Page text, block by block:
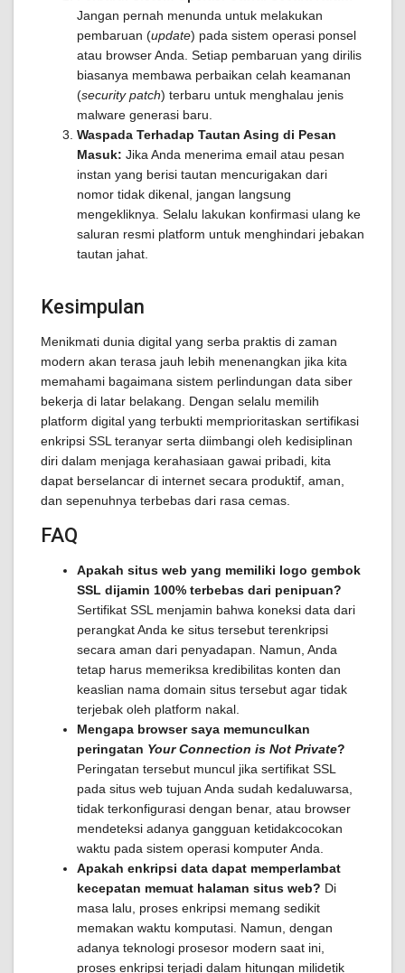
Jangan pernah menunda untuk melakukan
pembaruan (update) pada sistem operasi ponsel
atau browser Anda. Setiap pembaruan yang dirilis
biasanya membawa perbaikan celah keamanan
(security patch) terbaru untuk menghalau jenis
malware generasi baru.
Waspada Terhadap Tautan Asing di Pesan
Masuk: Jika Anda menerima email atau pesan
instan yang berisi tautan mencurigakan dari
nomor tidak dikenal, jangan langsung
mengekliknya. Selalu lakukan konfirmasi ulang ke
saluran resmi platform untuk menghindari jebakan
tautan jahat.
Kesimpulan
Menikmati dunia digital yang serba praktis di zaman
modern akan terasa jauh lebih menenangkan jika kita
memahami bagaimana sistem perlindungan data siber
bekerja di latar belakang. Dengan selalu memilih
platform digital yang terbukti memprioritaskan sertifikasi
enkripsi SSL teranyar serta diimbangi oleh kedisiplinan
diri dalam menjaga kerahasiaan gawai pribadi, kita
dapat berselancar di internet secara produktif, aman,
dan sepenuhnya terbebas dari rasa cemas.
FAQ
Apakah situs web yang memiliki logo gembok
SSL dijamin 100% terbebas dari penipuan?
Sertifikat SSL menjamin bahwa koneksi data dari
perangkat Anda ke situs tersebut terenkripsi
secara aman dari penyadapan. Namun, Anda
tetap harus memeriksa kredibilitas konten dan
keaslian nama domain situs tersebut agar tidak
terjebak oleh platform nakal.
Mengapa browser saya memunculkan
peringatan Your Connection is Not Private?
Peringatan tersebut muncul jika sertifikat SSL
pada situs web tujuan Anda sudah kedaluwarsa,
tidak terkonfigurasi dengan benar, atau browser
mendeteksi adanya gangguan ketidakcocokan
waktu pada sistem operasi komputer Anda.
Apakah enkripsi data dapat memperlambat
kecepatan memuat halaman situs web? Di
masa lalu, proses enkripsi memang sedikit
memakan waktu komputasi. Namun, dengan
adanya teknologi prosesor modern saat ini,
proses enkripsi terjadi dalam hitungan milidetik